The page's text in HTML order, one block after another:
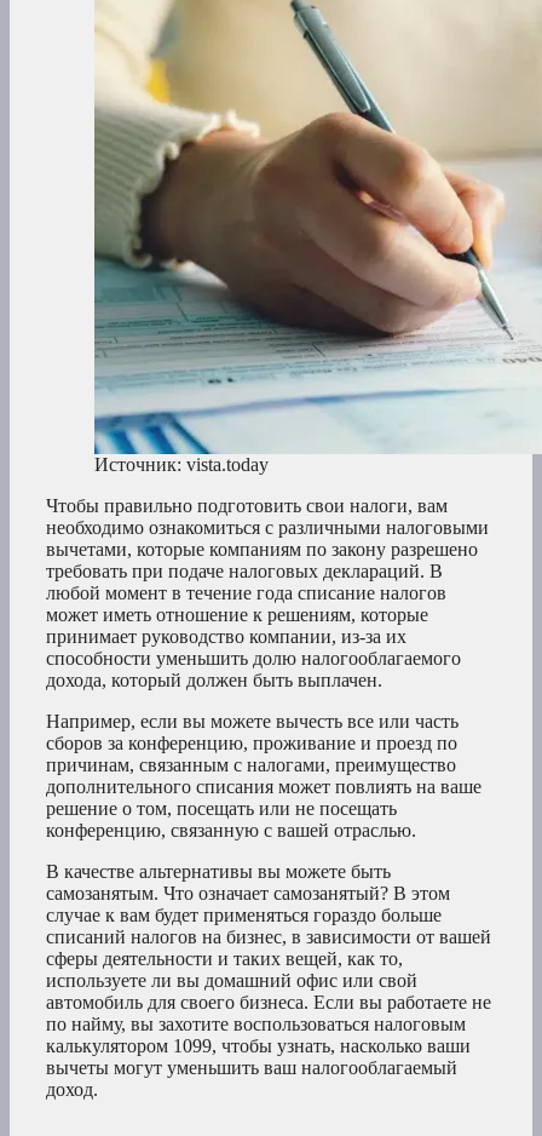
Источник: vista.today
Чтобы правильно подготовить свои налоги, вам
необходимо ознакомиться с различными налоговыми
вычетами, которые компаниям по закону разрешено
требовать при подаче налоговых деклараций. В
любой момент в течение года списание налогов
может иметь отношение к решениям, которые
принимает руководство компании, из-за их
способности уменьшить долю налогооблагаемого
дохода, который должен быть выплачен.
Например, если вы можете вычесть все или часть
сборов за конференцию, проживание и проезд по
причинам, связанным с налогами, преимущество
дополнительного списания может повлиять на ваше
решение о том, посещать или не посещать
конференцию, связанную с вашей отраслью.
В качестве альтернативы вы можете быть
самозанятым. Что означает самозанятый? В этом
случае к вам будет применяться гораздо больше
списаний налогов на бизнес, в зависимости от вашей
сферы деятельности и таких вещей, как то,
используете ли вы домашний офис или свой
автомобиль для своего бизнеса. Если вы работаете не
по найму, вы захотите воспользоваться налоговым
калькулятором 1099, чтобы узнать, насколько ваши
вычеты могут уменьшить ваш налогооблагаемый
доход.